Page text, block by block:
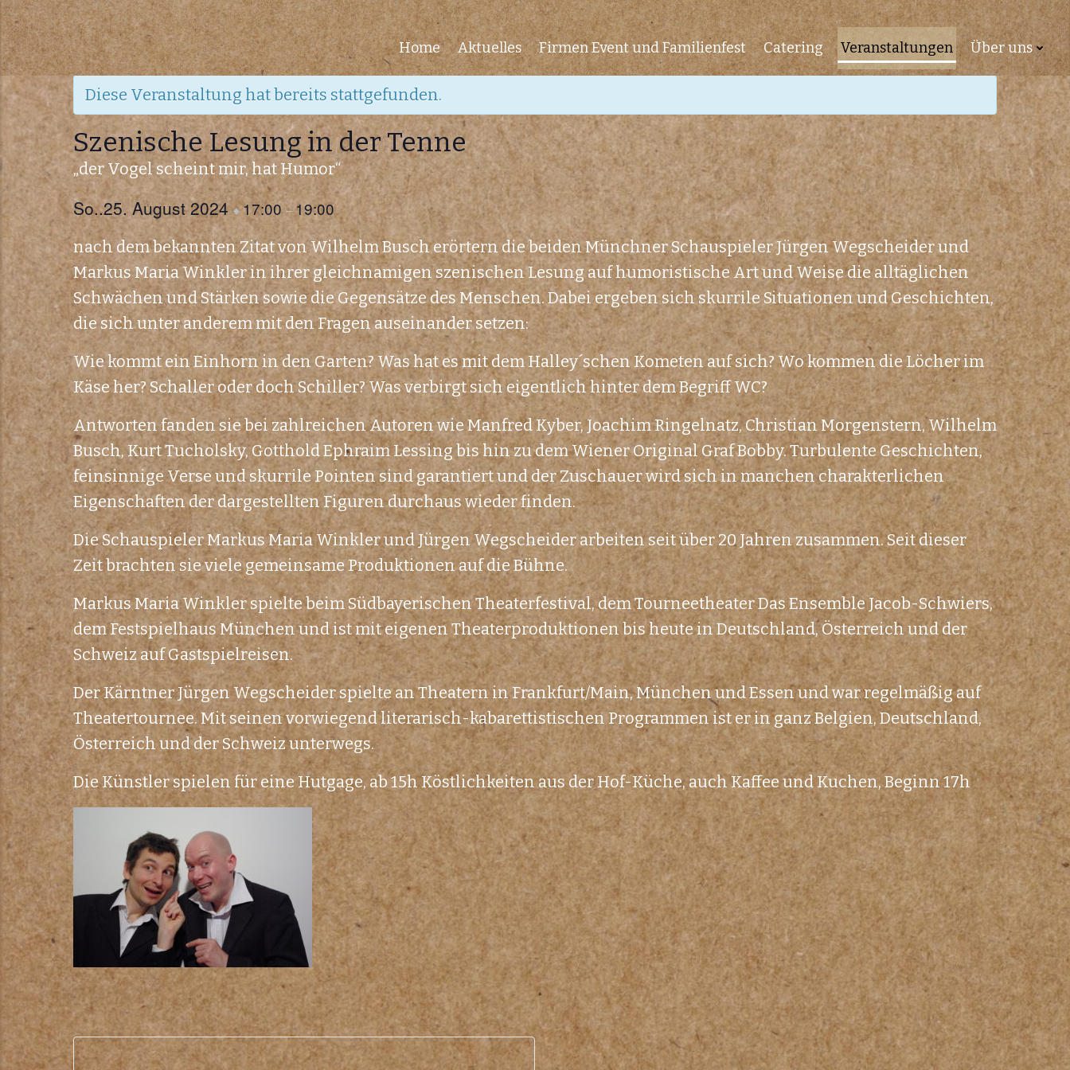
Zum
Inhalt
springen
Home Aktuelles Firmen Event und Familienfest Catering Veranstaltungen Über uns
« Alle Veranstaltungen
Diese Veranstaltung hat bereits stattgefunden.
Szenische Lesung in der Tenne
„der Vogel scheint mir, hat Humor“
So..25. August 2024♦17:00–19:00
nach dem bekannten Zitat von Wilhelm Busch erörtern die beiden Münchner Schauspieler Jürgen Wegscheider und
Markus Maria Winkler in ihrer gleichnamigen szenischen Lesung auf humoristische Art und Weise die alltäglichen
Schwächen und Stärken sowie die Gegensätze des Menschen. Dabei ergeben sich skurrile Situationen und Geschichten,
die sich unter anderem mit den Fragen auseinander setzen:
Wie kommt ein Einhorn in den Garten? Was hat es mit dem Halley´schen Kometen auf sich? Wo kommen die Löcher im
Käse her? Schaller oder doch Schiller? Was verbirgt sich eigentlich hinter dem Begriff WC?
Antworten fanden sie bei zahlreichen Autoren wie Manfred Kyber, Joachim Ringelnatz, Christian Morgenstern, Wilhelm
Busch, Kurt Tucholsky, Gotthold Ephraim Lessing bis hin zu dem Wiener Original Graf Bobby. Turbulente Geschichten,
feinsinnige Verse und skurrile Pointen sind garantiert und der Zuschauer wird sich in manchen charakterlichen
Eigenschaften der dargestellten Figuren durchaus wieder finden.
Die Schauspieler Markus Maria Winkler und Jürgen Wegscheider arbeiten seit über 20 Jahren zusammen. Seit dieser
Zeit brachten sie viele gemeinsame Produktionen auf die Bühne.
Markus Maria Winkler spielte beim Südbayerischen Theaterfestival, dem Tourneetheater Das Ensemble Jacob-Schwiers,
dem Festspielhaus München und ist mit eigenen Theaterproduktionen bis heute in Deutschland, Österreich und der
Schweiz auf Gastspielreisen.
Der Kärntner Jürgen Wegscheider spielte an Theatern in Frankfurt/Main, München und Essen und war regelmäßig auf
Theatertournee. Mit seinen vorwiegend literarisch-kabarettistischen Programmen ist er in ganz Belgien, Deutschland,
Österreich und der Schweiz unterwegs.
Die Künstler spielen für eine Hutgage, ab 15h Köstlichkeiten aus der Hof-Küche, auch Kaffee und Kuchen, Beginn 17h